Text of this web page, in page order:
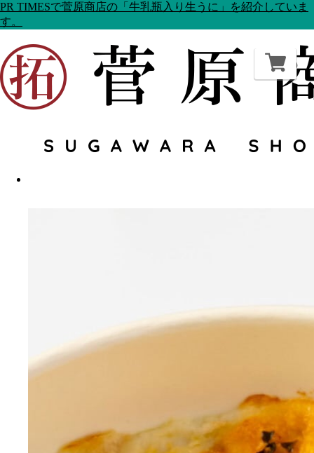
PR TIMESで菅原商店の「牛乳瓶入り生うに」を紹介していま
す。